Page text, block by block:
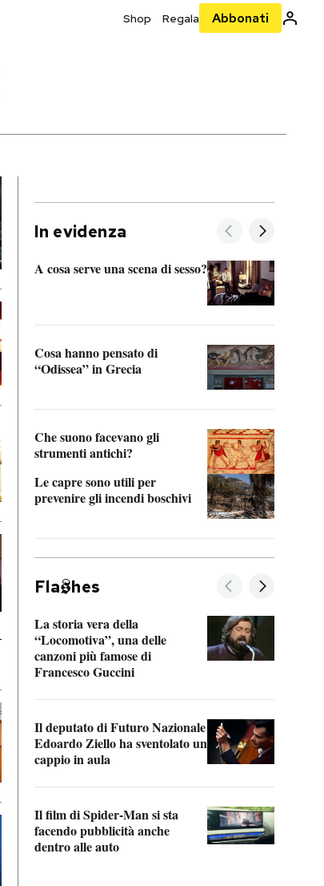
Shop Regala Abbonati
In evidenza
A cosa serve una scena di sesso?
Cosa hanno pensato di
“Odissea” in Grecia
Che suono facevano gli
strumenti antichi?
Le capre sono utili per
prevenire gli incendi boschivi
Fla hes
La storia vera della
“Locomotiva”, una delle
canzoni più famose di
Francesco Guccini
Il deputato di Futuro Nazionale
Edoardo Ziello ha sventolato un
cappio in aula
Il film di Spider-Man si sta
facendo pubblicità anche
dentro alle auto